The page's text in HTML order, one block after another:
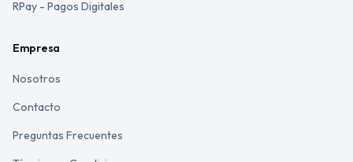
RPay - Pagos Digitales
Empresa
Nosotros
Contacto
Preguntas Frecuentes